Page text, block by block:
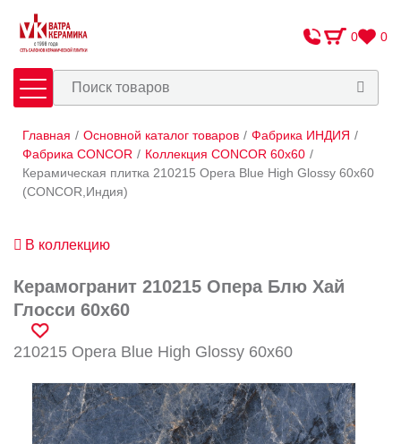
0 0
Плитка Сантехника
Оплата и доставка
Контакты
Главная / Основной каталог товаров / Фабрика ИНДИЯ /
Фабрика CONCOR / Коллекция CONCOR 60x60 /
Керамическая плитка 210215 Opera Blue High Glossy 60x60
(CONCOR,Индия)
В коллекцию
Керамогранит 210215 Опера Блю Хай
Глосси 60x60
210215 Opera Blue High Glossy 60x60